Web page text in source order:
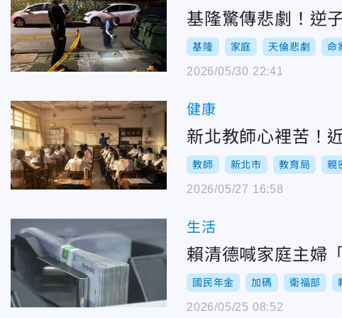
基隆驚傳悲劇！逆
基隆 家庭 天倫悲劇 命
2026/05/30 22:41
健康
新北教師心裡苦！
教師 新北市 教育局 親
2026/05/27 16:58
生活
賴清德喊家庭主婦
國民年金 加碼 衛福部
2026/05/25 08:52